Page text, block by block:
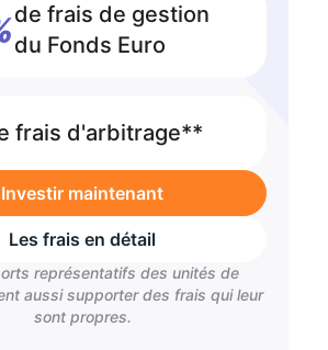
de frais de gestion
du Fonds Euro
frais d'arbitrage**
Investir maintenant
Les frais en détail
représentatifs des unités de
aussi supporter des frais qui leur
sont propres.